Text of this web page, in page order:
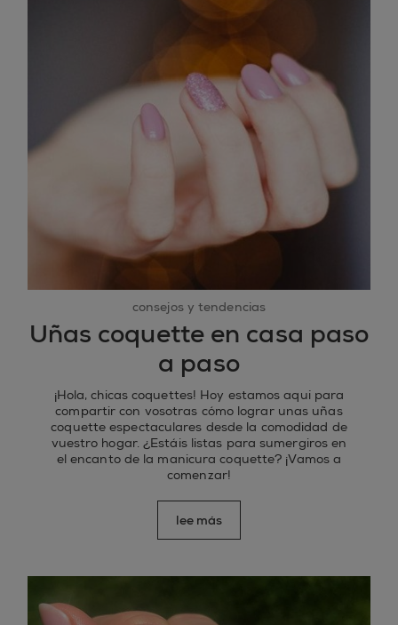
consejos y tendencias
Uñas coquette en casa paso
a paso
¡Hola, chicas coquettes! Hoy estamos aquí para
compartir con vosotras cómo lograr unas uñas
coquette espectaculares desde la comodidad de
vuestro hogar. ¿Estáis listas para sumergiros en
el encanto de la manicura coquette? ¡Vamos a
comenzar!
lee más